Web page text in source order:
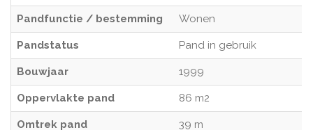
Pandfunctie / bestemming Wonen
Pandstatus Pand in gebruik
Bouwjaar 1999
Oppervlakte pand 86 m2
Omtrek pand 39 m